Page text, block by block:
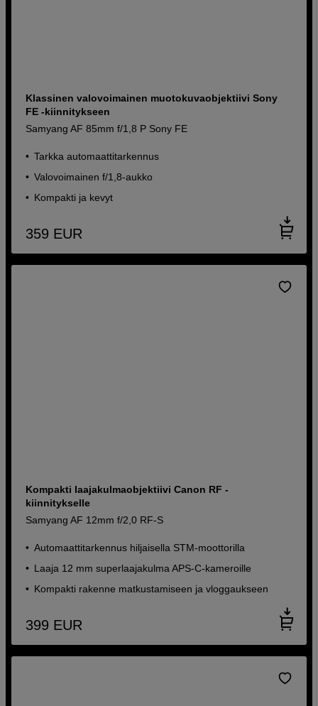
Klassinen valovoimainen muotokuvaobjektiivi Sony
FE -kiinnitykseen
Samyang AF 85mm f/1,8 P Sony FE
Tarkka automaattitarkennus
Valovoimainen f/1,8-aukko
Kompakti ja kevyt
359 EUR
Kompakti laajakulmaobjektiivi Canon RF -
kiinnitykselle
Samyang AF 12mm f/2,0 RF-S
Automaattitarkennus hiljaisella STM-moottorilla
Laaja 12 mm superlaajakulma APS-C-kameroille
Kompakti rakenne matkustamiseen ja vloggaukseen
399 EUR